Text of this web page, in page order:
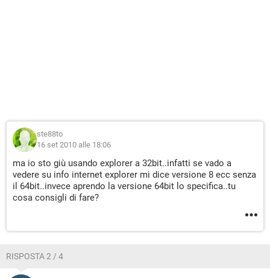
ste88to
16 set 2010 alle 18:06
ma io sto giù usando explorer a 32bit..infatti se vado a
vedere su info internet explorer mi dice versione 8 ecc senza
il 64bit..invece aprendo la versione 64bit lo specifica..tu
cosa consigli di fare?
RISPOSTA 2 / 4